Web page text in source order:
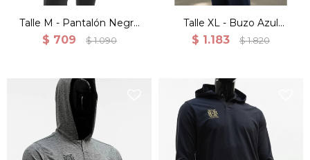
Talle M - Pantalón Negro
Training Ligero Deportes
$ 709 $ 1.090
Talle XL - Buzo Azul
Canguro Deportivo
$ 1.183 $ 1.820